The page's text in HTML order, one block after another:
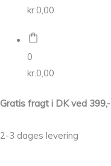
kr.0,00
0
kr.0,00
Gratis fragt i DK ved 399,-
2-3 dages levering